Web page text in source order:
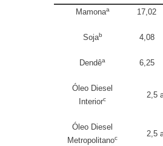
Mamonaa 17,02
Sojab 4,08
Dendêa 6,25
Óleo Diesel
Interiorc 2,5
Óleo Diesel
Metropolitanoc 2,5